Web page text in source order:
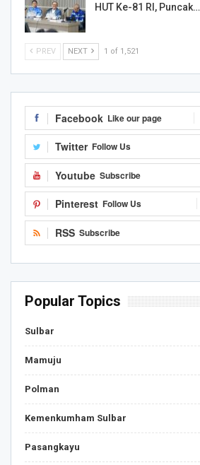
HUT Ke-81 RI, Puncak…
PREV NEXT 1 of 1,521
Facebook Like our page
Twitter Follow Us
Youtube Subscribe
Pinterest Follow Us
RSS Subscribe
Popular Topics
Sulbar
Mamuju
Polman
Kemenkumham Sulbar
Pasangkayu